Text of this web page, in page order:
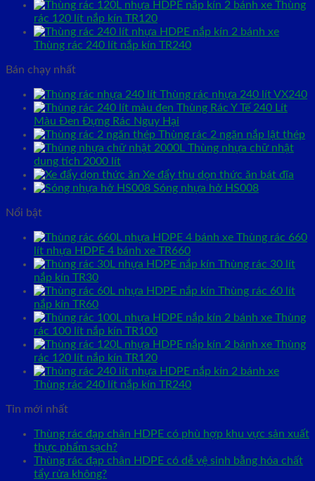
Thùng
rác 120 lít nắp kín TR120
Thùng rác 240 lít nắp kín TR240
Bán chạy nhất
Thùng rác nhựa 240 lít VX240
Thùng Rác Y Tế 240 Lít
Màu Đen Đựng Rác Nguy Hại
Thùng rác 2 ngăn nắp lật thép
Thùng nhựa chữ nhật
dung tích 2000 lít
Xe đẩy thu dọn thức ăn bát đĩa
Sóng nhựa hở HS008
Nổi bật
Thùng rác 660
lít nhựa HDPE 4 bánh xe TR660
Thùng rác 30 lít
nắp kín TR30
Thùng rác 60 lít
nắp kín TR60
Thùng
rác 100 lít nắp kín TR100
Thùng
rác 120 lít nắp kín TR120
Thùng rác 240 lít nắp kín TR240
Tin mới nhất
Thùng rác đạp chân HDPE có phù hợp khu vực sản xuất
thực phẩm sạch?
Thùng rác đạp chân HDPE có dễ vệ sinh bằng hóa chất
tẩy rửa không?